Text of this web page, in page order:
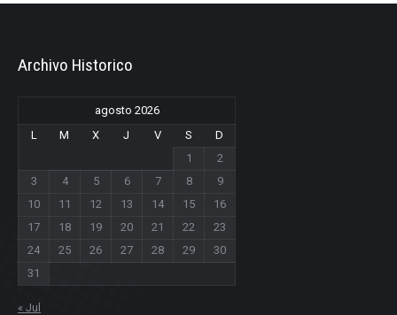
Archivo Historico
agosto 2026
L
M X J V S
D
1
2
3
4 5 6 7 8
9
10
11 12 13 14 15
16
17
18 19 20 21 22
23
24
25 26 27 28 29
30
31
« Jul